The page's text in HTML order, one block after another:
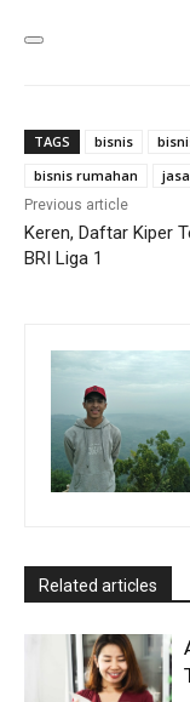
TAGS bisnis
bisnis rumahan
Previous article
Keren, Daftar Kiper
BRI Liga 1
Related articles